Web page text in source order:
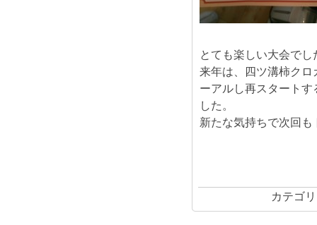
とても楽しい大会でし
来年は、四ツ溝柿ク
ーアルし再スタート
した。
新たな気持ちで次回
カテゴ